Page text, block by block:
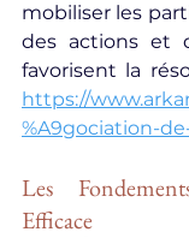
mobiliser les
des actions et
https://
%A9gociation-
Les
Efficace